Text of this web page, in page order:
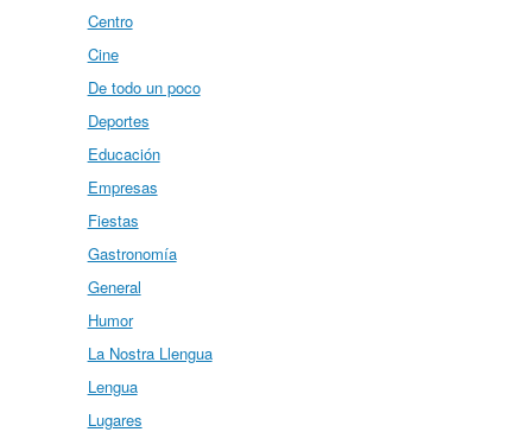
Centro
Cine
De todo un poco
Deportes
Educación
Empresas
Fiestas
Gastronomía
General
Humor
La Nostra Llengua
Lengua
Lugares